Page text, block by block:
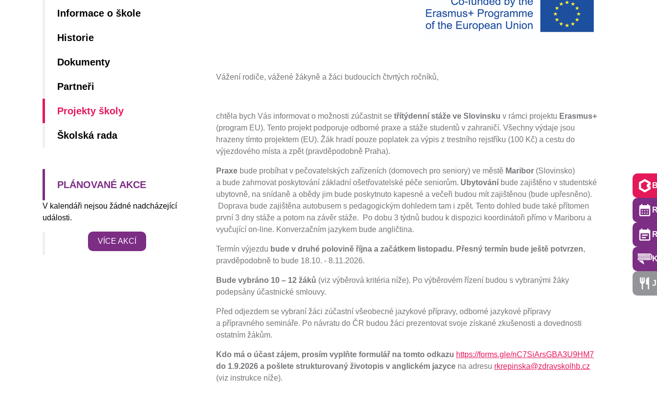
Vážení rodiče, vážené žákyně a žáci budoucích čtvrtých ročníků,
chtěla bych Vás informovat o možnosti zúčastnit se třítýdenní stáže ve Slovinsku v rámci projektu Erasmus+
(program EU). Tento projekt podporuje odborné praxe a stáže studentů v zahraničí. Všechny výdaje jsou
hrazeny tímto projektem (EU). Žák hradí pouze poplatek za výpis z trestního rejstříku (100 Kč) a cestu do
výjezdového místa a zpět (pravděpodobně Praha).
Praxe bude probíhat v pečovatelských zařízeních (domovech pro seniory) ve městě Maribor (Slovinsko)
a bude zahrnovat poskytování základní ošetřovatelské péče seniorům. Ubytování bude zajištěno v studentské
ubytovně, na snídaně a obědy jim bude poskytnuto kapesné a večeři budou mít zajištěnou (bude upřesněno).
Doprava bude zajištěna autobusem s pedagogickým dohledem tam i zpět. Tento dohled bude také přítomen
první 3 dny stáže a potom na závěr stáže. Po dobu 3 týdnů budou k dispozici koordinátoři přímo v Mariboru a
vyučující on-line. Konverzačním jazykem bude angličtina.
Termín výjezdu bude v druhé polovině října a začátkem listopadu. Přesný termín bude ještě potvrzen,
pravděpodobně to bude 18.10. - 8.11.2026.
Bude vybráno 10 – 12 žáků (viz výběrová kritéria níže). Po výběrovém řízení budou s vybranými žáky
podepsány účastnické smlouvy.
Před odjezdem se vybraní žáci zúčastní všeobecné jazykové přípravy, odborné jazykové přípravy
a přípravného semináře. Po návratu do ČR budou žáci prezentovat svoje získané zkušenosti a dovednosti
ostatním žákům.
Kdo má o účast zájem, prosím vyplňte formulář na tomto odkazu https://forms.gle/nC7SiArsGBA3U9HM7
do 1.9.2026 a pošlete strukturovaný životopis v anglickém jazyce na adresu rkrepinska@zdravskolhb.cz
(viz instrukce níže).
Informace o škole
Historie
Dokumenty
Partneři
Projekty školy
Školská rada
PLÁNOVANÉ AKCE
V kalendáři nejsou žádné nadcházející
události.
VÍCE AKCÍ